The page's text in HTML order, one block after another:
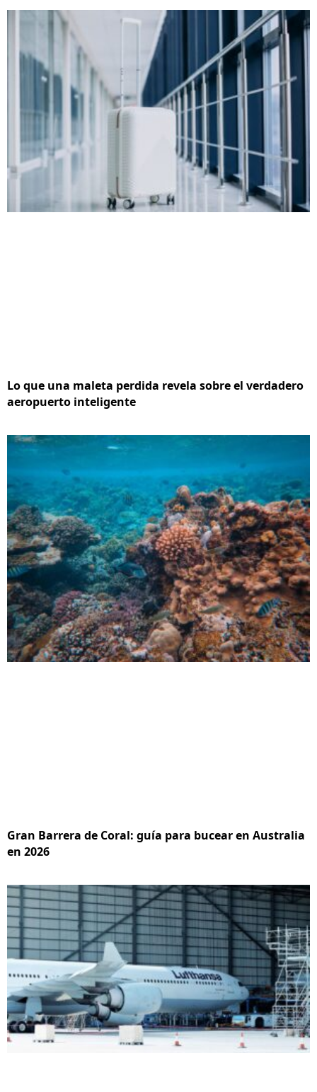
Lo que una maleta perdida revela sobre el verdadero
aeropuerto inteligente
Gran Barrera de Coral: guía para bucear en Australia
en 2026